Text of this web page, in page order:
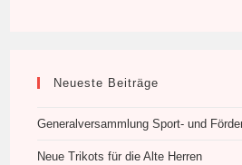
Neueste Beiträge
Generalversammlung Sport- und
Neue Trikots für die Alte Herren